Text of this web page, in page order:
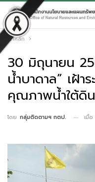
หน้าหลัก
30 มิถุนายน
น้ำบาดาล” เฝ้า
คุณภาพน้ำใต้ดิน
โดย กลุ่มติดตามฯ กตป. เมื่อ